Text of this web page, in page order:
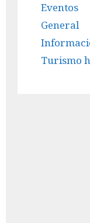
Eventos
General
Turismo